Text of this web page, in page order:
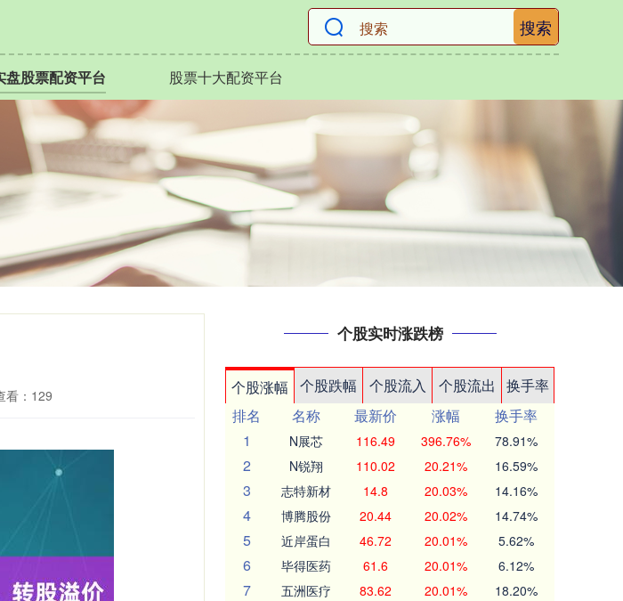
搜索
盘股票配资平台 股票十大配资平台
看：129
个股实时涨跌榜
个股涨幅 个股跌幅 个股流入 个股流出
换手率
排名
名称 最新价 涨幅
换手率
1
N展芯 116.49 396.76% 78.91%
2 N锐翔 110.02 20.21% 16.59%
3 志特新材 14.8 20.03% 14.16%
4 博腾股份 20.44 20.02% 14.74%
5 近岸蛋白 46.72 20.01% 5.62%
6 毕得医药 61.6 20.01% 6.12%
7 五洲医疗 83.62 20.01% 18.20%